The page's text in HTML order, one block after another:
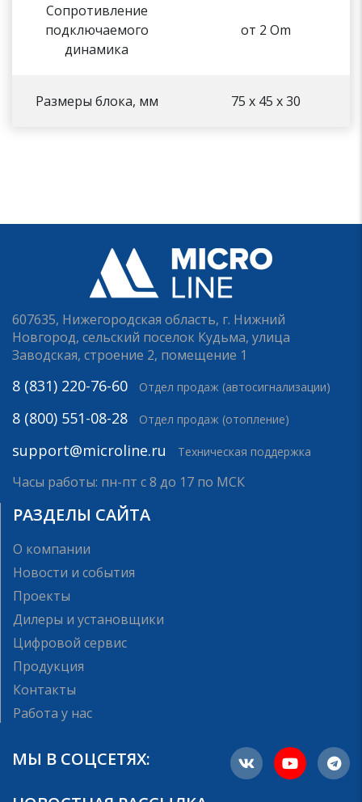
Сопротивление
подключаемого
динамика
от 2 Om
Размеры блока, мм 75 x 45 x 30
607635, Нижегородская область, г. Нижний
Новгород, сельский поселок Кудьма, улица
Заводская, строение 2, помещение 1
8 (831) 220-76-60 Отдел продаж (автосигнализации)
8 (800) 551-08-28 Отдел продаж (отопление)
support@microline.ru Техническая поддержка
Часы работы: пн-пт с 8 до 17 по МСК
РАЗДЕЛЫ САЙТА
О компании
Новости и события
Проекты
Дилеры и установщики
Цифровой сервис
Продукция
Контакты
Работа у нас
МЫ В СОЦСЕТЯХ: